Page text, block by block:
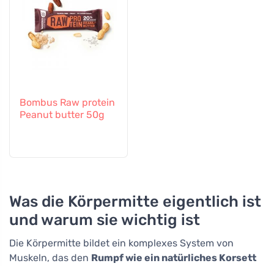
Bombus Raw protein
Peanut butter 50g
Was die Körpermitte eigentlich ist
und warum sie wichtig ist
Die Körpermitte bildet ein komplexes System von
Muskeln, das den Rumpf wie ein natürliches Korsett